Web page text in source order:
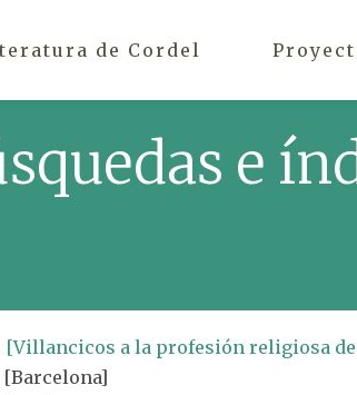
de Cordel
e
[Villancicos a la profesión religiosa
[Barcelona]